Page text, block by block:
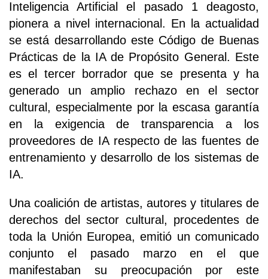
Inteligencia Artificial el pasado 1 deagosto,
pionera a nivel internacional. En la actualidad
se está desarrollando este Código de Buenas
Prácticas de la IA de Propósito General. Este
es el tercer borrador que se presenta y ha
generado un amplio rechazo en el sector
cultural, especialmente por la escasa garantía
en la exigencia de transparencia a los
proveedores de IA respecto de las fuentes de
entrenamiento y desarrollo de los sistemas de
IA.
Una coalición de artistas, autores y titulares de
derechos del sector cultural, procedentes de
toda la Unión Europea, emitió un comunicado
conjunto el pasado marzo en el que
manifestaban su preocupación por este